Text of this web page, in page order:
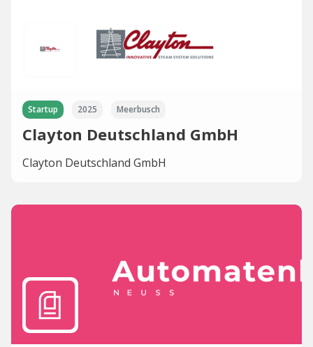
Startup 2025 Meerbusch
Clayton Deutschland GmbH
Clayton Deutschland GmbH